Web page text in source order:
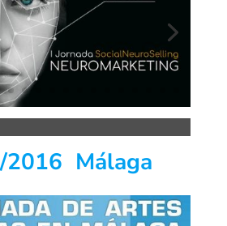
2016 Málaga